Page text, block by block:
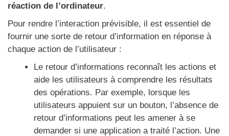
réaction de l’ordinateur.
Pour rendre l’interaction prévisible, il est essentiel de
fournir une sorte de retour d’information en réponse à
chaque action de l’utilisateur :
Le retour d’informations reconnaît les actions et
aide les utilisateurs à comprendre les résultats
des opérations. Par exemple, lorsque les
utilisateurs appuient sur un bouton, l’absence de
retour d’informations peut les amener à se
demander si une application a traité l’action. Une